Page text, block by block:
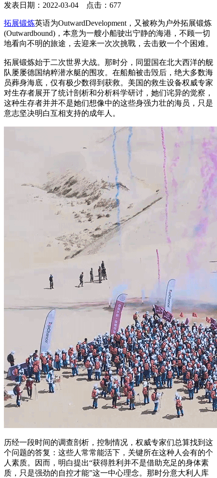
发表日期：2022-03-04 点击：677
拓展锻炼英语为OutwardDevelopment，又被称为户外拓展锻炼
(Outwardbound)，本意为一艘小船驶出宁静的海港，不顾一切
地看向不明的旅途，去迎来一次次挑戰，去击败一个个困难。
拓展锻炼始于二次世界大战。那时分，同盟国在北大西洋的舰
队屡屡德国纳粹潜水艇的围攻。在船舶被击毁后，绝大多数海
员葬身海底，仅有极少数得到获救。美国的救生设备权威专家
对生存者展开了统计剖析和分析科学研讨，她们诧异的觉察，
这种生存者并并不是她们想像中的这些身强力壮的海员，只是
意志坚决明白互相支持的成年人。
历经一段时间的调查剖析，控制情况，权威专家们总算找到这
个问题的答复：这些人常常能活下，关键所在这种人会有的个
人素质。因而，明白提出“获得胜利并不是借助充足的身体素
质，只是强劲的自控才能”这一中心理念。那时分意大利人库